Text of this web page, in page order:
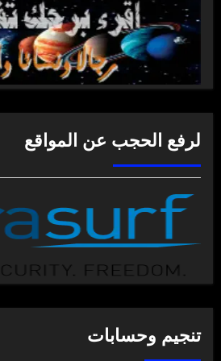
لرفع الحجب عن المواقع
تنجيم وحسابات